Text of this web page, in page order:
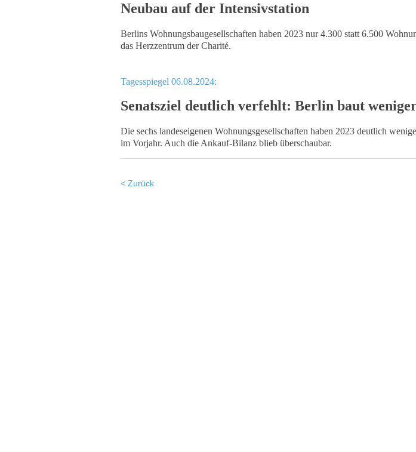
Neubau auf der Intensivstation
Berlins Wohnungsbaugesellschaften haben 2023 nur 4.300 statt 6.500
das Herzzentrum der Charité.
Tagesspiegel 06.08.2024:
Senatsziel deutlich verfehlt: Berlin baut
Die sechs landeseigenen Wohnungsgesellschaften haben 2023 deutlich
im Vorjahr. Auch die Ankauf-Bilanz blieb überschaubar.
< Zurück